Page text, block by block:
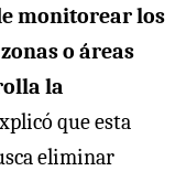
monitorear los
o áreas
la
que esta
eliminar